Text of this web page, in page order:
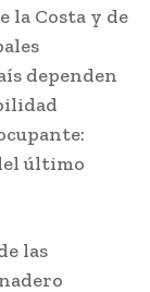
la Costa y de
dependen
último
las